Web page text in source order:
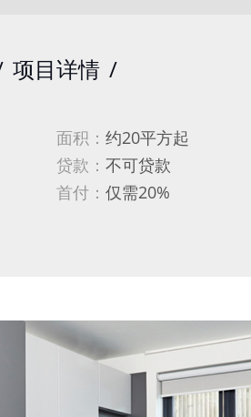
项目详情 /
面积： 约20平方起
贷款： 不可贷款
首付： 仅需20%